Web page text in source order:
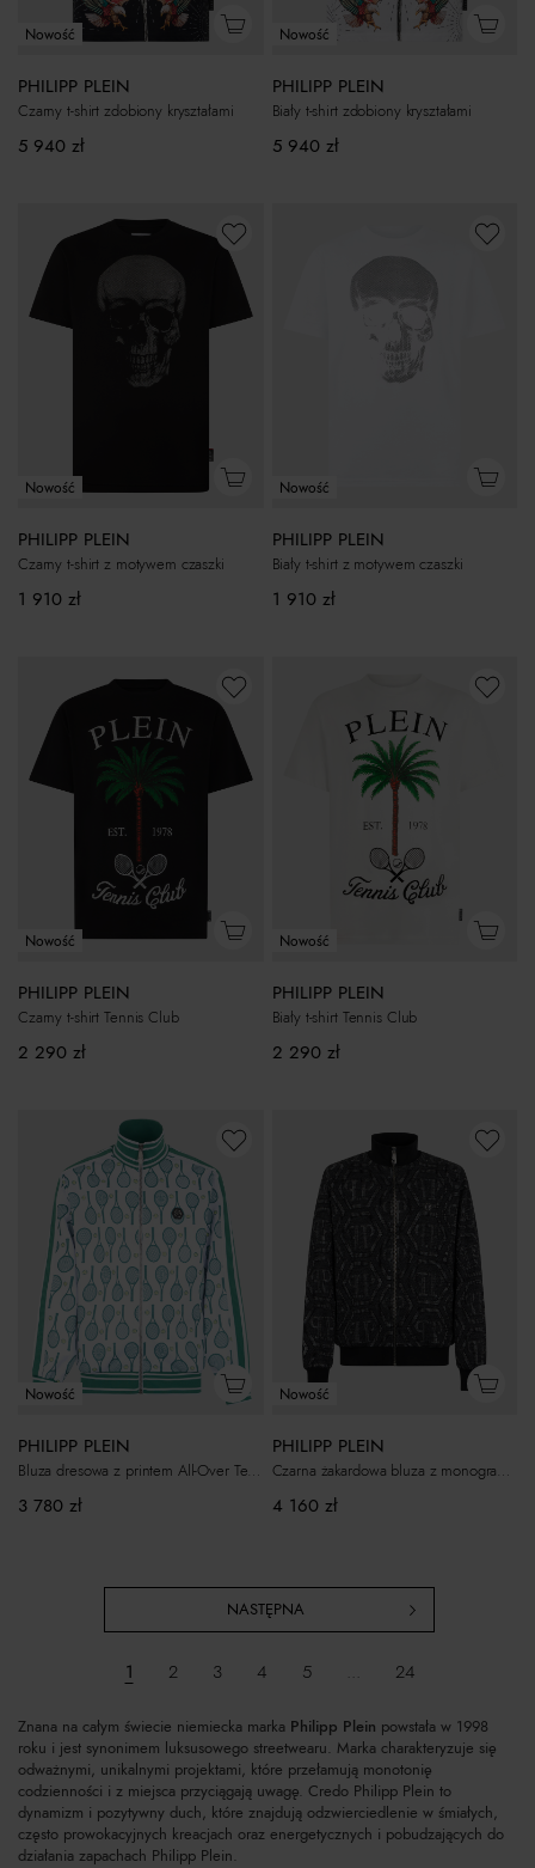
Nowość
PHILIPP PLEIN
Czarny t-shirt zdobiony kryształami
5 940 zł
Nowość
PHILIPP PLEIN
Biały t-shirt zdobiony kryształami
5 940 zł
Nowość
PHILIPP PLEIN
Czarny t-shirt z motywem czaszki
1 910 zł
Nowość
PHILIPP PLEIN
Biały t-shirt z motywem czaszki
1 910 zł
Nowość
PHILIPP PLEIN
Czarny t-shirt Tennis Club
2 290 zł
Nowość
PHILIPP PLEIN
Biały t-shirt Tennis Club
2 290 zł
Nowość
PHILIPP PLEIN
Bluza dresowa z printem All-Over Tennis
3 780 zł
Nowość
PHILIPP PLEIN
Czarna żakardowa bluza z monogramem
4 160 zł
1 2 3 4 5 ... 24
NASTĘPNA
Znana na całym świecie niemiecka marka Philipp Plein powstała w 1998
roku i jest synonimem luksusowego streetwearu. Marka charakteryzuje się
odważnymi, unikalnymi projektami, które przełamują monotonię
codzienności i z miejsca przyciągają uwagę. Credo Philipp Plein to
dynamizm i pozytywny duch, które znajdują odzwierciedlenie w śmiałych,
często prowokacyjnych kreacjach oraz energetycznych i pobudzających do
działania zapachach Philipp Plein.